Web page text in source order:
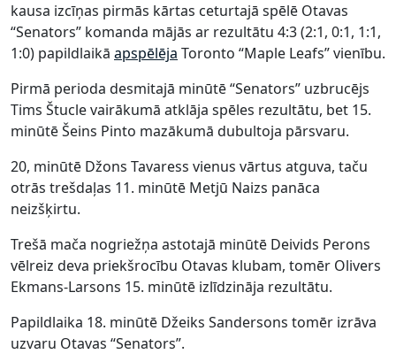
kausa izcīņas pirmās kārtas ceturtajā spēlē Otavas
“Senators” komanda mājās ar rezultātu 4:3 (2:1, 0:1, 1:1,
1:0) papildlaikā apspēlēja Toronto “Maple Leafs” vienību.
Pirmā perioda desmitajā minūtē “Senators” uzbrucējs
Tims Štucle vairākumā atklāja spēles rezultātu, bet 15.
minūtē Šeins Pinto mazākumā dubultoja pārsvaru.
20, minūtē Džons Tavaress vienus vārtus atguva, taču
otrās trešdaļas 11. minūtē Metjū Naizs panāca
neizšķirtu.
Trešā mača nogriežņa astotajā minūtē Deivids Perons
vēlreiz deva priekšrocību Otavas klubam, tomēr Olivers
Ekmans-Larsons 15. minūtē izlīdzināja rezultātu.
Papildlaika 18. minūtē Džeiks Sandersons tomēr izrāva
uzvaru Otavas “Senators”.